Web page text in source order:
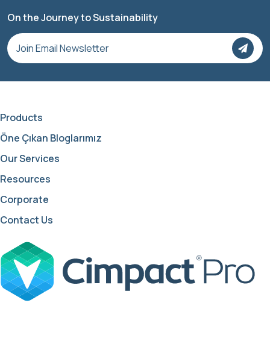
On the Journey to Sustainability
Products
Öne Çıkan Bloglarımız
Our Services
Resources
Corporate
Contact Us